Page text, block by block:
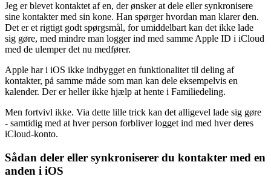
Jeg er blevet kontaktet af en, der ønsker at dele eller synkronisere
sine kontakter med sin kone. Han spørger hvordan man klarer den.
Det er et rigtigt godt spørgsmål, for umiddelbart kan det ikke lade
sig gøre, med mindre man logger ind med samme Apple ID i iCloud
med de ulemper det nu medfører.
Apple har i iOS ikke indbygget en funktionalitet til deling af
kontakter, på samme måde som man kan dele eksempelvis en
kalender. Der er heller ikke hjælp at hente i Familiedeling.
Men fortvivl ikke. Via dette lille trick kan det alligevel lade sig gøre
- samtidig med at hver person forbliver logget ind med hver deres
iCloud-konto.
Sådan deler eller synkroniserer du kontakter med en
anden i iOS